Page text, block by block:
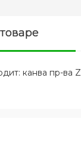
канва пр-